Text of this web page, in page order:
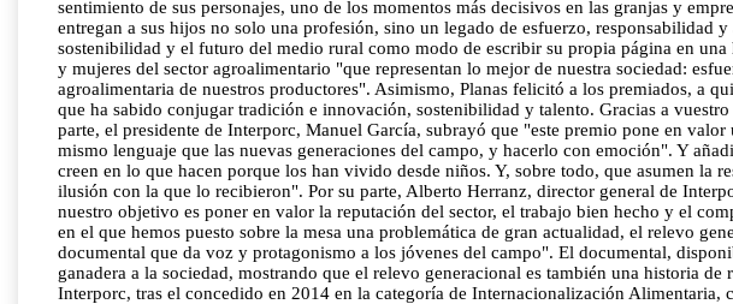
sentimiento de sus personajes, uno de los momentos más decisivos en las granjas y
entregan a sus hijos no solo una profesión, sino un legado de esfuerzo,
sostenibilidad y el futuro del medio rural como modo de escribir su propia página en
y mujeres del sector agroalimentario "que representan lo mejor de nuestra sociedad:
agroalimentaria de nuestros productores". Asimismo, Planas felicitó a los premiados, a
que ha sabido conjugar tradición e innovación, sostenibilidad y talento. Gracias a
parte, el presidente de Interporc, Manuel García, subrayó que "este premio pone en
mismo lenguaje que las nuevas generaciones del campo, y hacerlo con emoción". Y
creen en lo que hacen porque los han vivido desde niños. Y, sobre todo, que asumen la
ilusión con la que lo recibieron". Por su parte, Alberto Herranz, director general de
nuestro objetivo es poner en valor la reputación del sector, el trabajo bien hecho y el
en el que hemos puesto sobre la mesa una problemática de gran actualidad, el relevo
documental que da voz y protagonismo a los jóvenes del campo". El documental,
ganadera a la sociedad, mostrando que el relevo generacional es también una historia
Interporc, tras el concedido en 2014 en la categoría de Internacionalización